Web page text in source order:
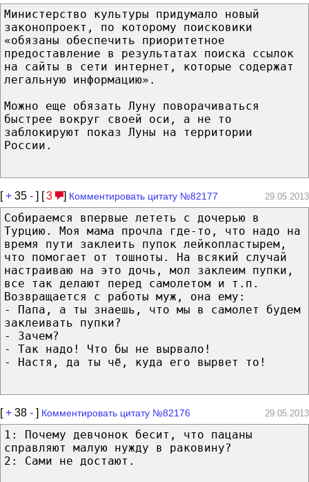
Министерство культуры придумало новый
законопроект, по которому поисковики
«обязаны обеспечить приоритетное
предоставление в результатах поиска ссылок
на сайты в сети интернет, которые содержат
легальную информацию».
Можно еще обязать Луну поворачиваться
быстрее вокруг своей оси, а не то
заблокируют показ Луны на территории
России.
[+ 35 - ] [3 ] Комментировать цитату №82177 29.05.2013
Собираемся впервые лететь с дочерью в
Турцию. Моя мама прочла где-то, что надо на
время пути заклеить пупок лейкопластырем,
что помогает от тошноты. На всякий случай
настраиваю на это дочь, мол заклеим пупки,
все так делают перед самолетом и т.п.
Возвращается с работы муж, она ему:
- Папа, а ты знаешь, что мы в самолет будем
заклеивать пупки?
- Зачем?
- Так надо! Что бы не вырвало!
- Настя, да ты чё, куда его вырвет то!
[+ 38 - ] Комментировать цитату №82176 29.05.2013
1: Почему девчонок бесит, что пацаны
справляют малую нужду в раковину?
2: Сами не достают.